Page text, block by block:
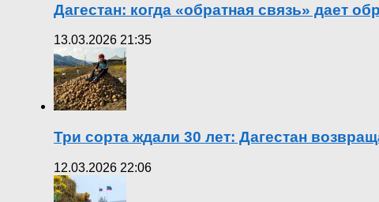
Дагестан: когда «обратная связь» дает
13.03.2026 21:35
Три сорта ждали 30 лет: Дагестан
12.03.2026 22:06